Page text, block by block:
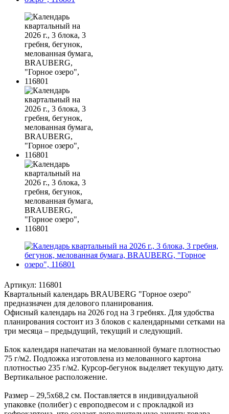
Артикул: 116801
Квартальный календарь BRAUBERG "Горное озеро"
предназначен для делового планирования.
Офисный календарь на 2026 год на 3 гребнях. Для удобства
планирования состоит из 3 блоков с календарными сетками на
три месяца – предыдущий, текущий и следующий.
Блок календаря напечатан на мелованной бумаге плотностью
75 г/м2. Подложка изготовлена из мелованного картона
плотностью 235 г/м2. Курсор-бегунок выделяет текущую дату.
Вертикальное расположение.
Размер – 29,5х68,2 см. Поставляется в индивидуальной
упаковке (полибег) с европодвесом и с прокладкой из